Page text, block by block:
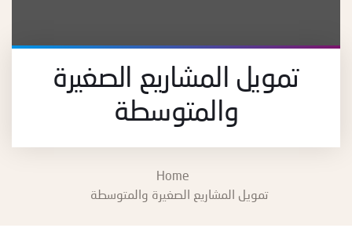
تمويل المشاريع الصغيرة
والمتوسطة
Home
تمويل المشاريع الصغيرة والمتوسطة